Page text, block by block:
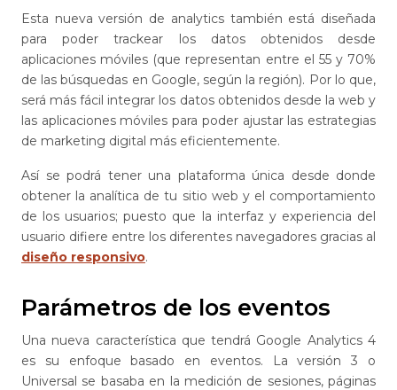
Esta nueva versión de analytics también está diseñada
para poder trackear los datos obtenidos desde
aplicaciones móviles (que representan entre el 55 y 70%
de las búsquedas en Google, según la región). Por lo que,
será más fácil integrar los datos obtenidos desde la web y
las aplicaciones móviles para poder ajustar las estrategias
de marketing digital más eficientemente.
Así se podrá tener una plataforma única desde donde
obtener la analítica de tu sitio web y el comportamiento
de los usuarios; puesto que la interfaz y experiencia del
usuario difiere entre los diferentes navegadores gracias al
diseño responsivo.
Parámetros de los eventos
Una nueva característica que tendrá Google Analytics 4
es su enfoque basado en eventos. La versión 3 o
Universal se basaba en la medición de sesiones, páginas